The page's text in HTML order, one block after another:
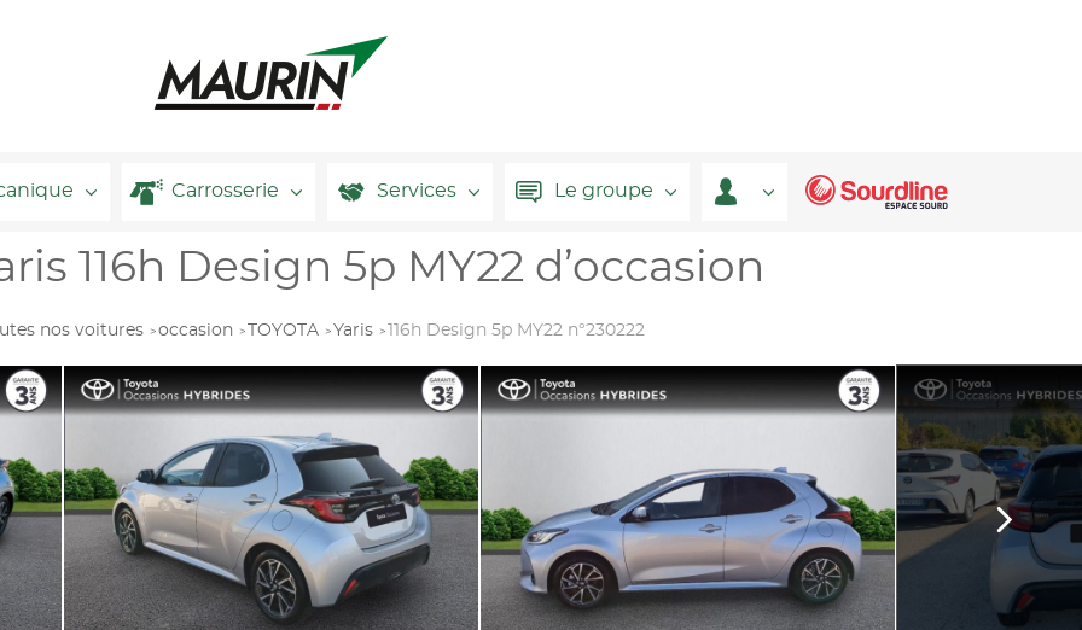
Carrosserie Services Le groupe
116h Design 5p MY22 d’occasion
nos voitures occasion TOYOTA Yaris 116h Design 5p MY22 n°230222